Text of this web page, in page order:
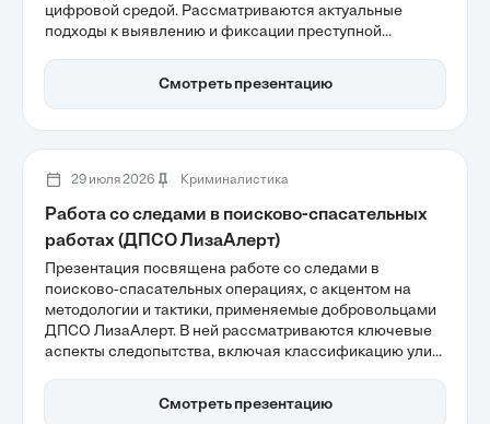
цифровой средой. Рассматриваются актуальные
подходы к выявлению и фиксации преступной
нормативной базы для легитимности расследований.
Участники узнают о росте экстремистской
Смотреть презентацию
29 июля 2026 Криминалистика
Работа со следами в поисково-спасательных
работах (ДПСО ЛизаАлерт)
Презентация посвящена работе со следами в
поисково-спасательных операциях, с акцентом на
методологии и тактики, применяемые добровольцами
ДПСО ЛизаАлерт. В ней рассматриваются ключевые
аспекты следопытства, включая классификацию улик
Также обсуждаются ограничения человеческого
восприятия и важность дисциплины в процессе
Смотреть презентацию